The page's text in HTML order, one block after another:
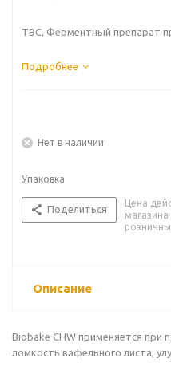
ТВС, Ферментный препарат
Подробнее
Нет в наличии
Упаковка
Поделиться
Цена
Описание
Biobake CHW применяется
ломкость вафельного листа,